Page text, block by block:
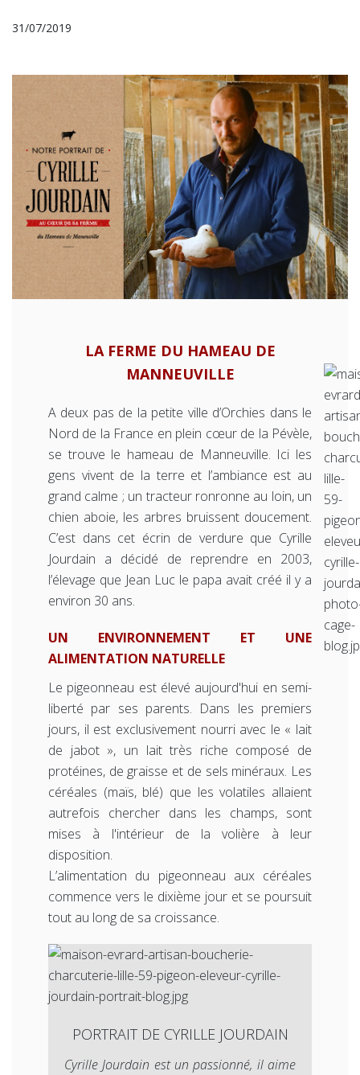
31/07/2019
LA FERME DU HAMEAU DE
MANNEUVILLE
A deux pas de la petite ville d’Orchies dans le
Nord de la France en plein cœur de la Pévèle,
se trouve le hameau de Manneuville. Ici les
gens vivent de la terre et l’ambiance est au
grand calme ; un tracteur ronronne au loin, un
chien aboie, les arbres bruissent doucement.
C’est dans cet écrin de verdure que Cyrille
Jourdain a décidé de reprendre en 2003,
l’élevage que Jean Luc le papa avait créé il y a
environ 30 ans.
UN ENVIRONNEMENT ET UNE
ALIMENTATION NATURELLE
Le pigeonneau est élevé aujourd'hui en semi-
liberté par ses parents. Dans les premiers
jours, il est exclusivement nourri avec le « lait
de jabot », un lait très riche composé de
protéines, de graisse et de sels minéraux. Les
céréales (maïs, blé) que les volatiles allaient
autrefois chercher dans les champs, sont
mises à l'intérieur de la volière à leur
disposition.
L’alimentation du pigeonneau aux céréales
commence vers le dixième jour et se poursuit
tout au long de sa croissance.
PORTRAIT DE CYRILLE JOURDAIN
Cyrille Jourdain est un passionné, il aime